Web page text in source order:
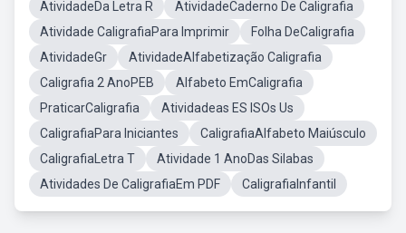
AtividadeDa Letra R
AtividadeCaderno De Caligrafia
Atividade CaligrafiaPara Imprimir
Folha DeCaligrafia
AtividadeGr
AtividadeAlfabetização Caligrafia
Caligrafia 2 AnoPEB
Alfabeto EmCaligrafia
PraticarCaligrafia
Atividadeas ES ISOs Us
CaligrafiaPara Iniciantes
CaligrafiaAlfabeto Maiúsculo
CaligrafiaLetra T
Atividade 1 AnoDas Silabas
Atividades De CaligrafiaEm PDF
CaligrafiaInfantil